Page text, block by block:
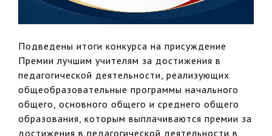
Подведены итоги конкурса на присуждение
Премии лучшим учителям за достижения в
педагогической деятельности, реализующих
общеобразовательные программы начального
общего, основного общего и среднего общего
образования, которым выплачиваются премии за
достижения в педагогической деятельности в